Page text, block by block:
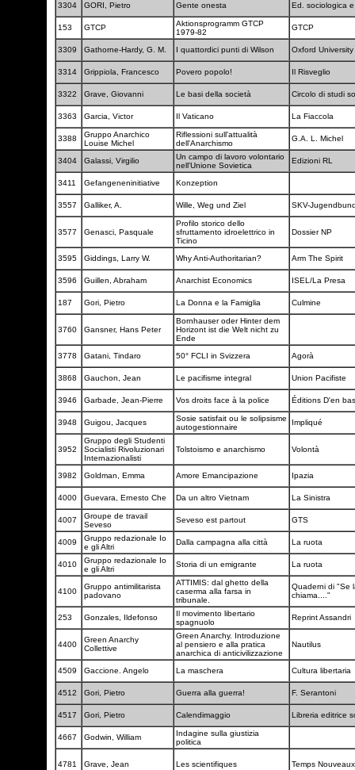
3304 GORI, Pietro Gente onesta Ed. sociologica
153 GTCP
Aktionsprogramm GTCP
1979-82
GTCP
3309 Gathorne-Hardy, G. M. I quattordici punti di Wilson Oxford
3314 Grippiola, Francesco Povero popolo! Il Risveglio
3322 Grave, Giovanni Le basi della società Circolo di studi
3363 Garcia, Victor Il Vaticano La Fiaccola
3388
Gruppo Anarchico
Louise Michel
Riflessioni sull'attualità
dell'Anarchismo
G.A. L. Michel
3404 Galassi, Virgilio
Un campo di lavoro volontario
nell'Unione Sovietica
Edizioni RL
3411 Gefangeneninitiative Konzeption
3557 Galliker, A. Wille, Weg und Ziel SKV-
3577 Genasci, Pasquale
Profilo storico dello
sfruttamento idroelettrico in
Ticino
Dossier NP
3595 Giddings, Larry W. Why Anti-Authoritarian? Arm The Spirit
3596 Guillen, Abraham Anarchist Economics ISEL/La Presa
187 Gori, Pietro La Donna e la Famiglia Culmine
3760 Gansner, Hans Peter
Bornhauser oder Hinter dem
Horizont ist die Welt nicht zu
Ende
3778
Gatani, Tindaro 50° FCLI in Svizzera Agorà
3868 Gauchon, Jean Le pacifisme integral Union Pacifiste
3946 Garbade, Jean-Pierre Vos droits face à la police Éditions D'en
3948 Guigou, Jacques
Sosie satisfait ou le solipsisme
autogestionnaire
Impliqué
3952
Gruppo degli Studenti
Socialisti Rivoluzionari
Internazionalisti
Tolstoismo e anarchismo Volontà
3982 Goldman, Emma Amore Emancipazione Ipazia
4000 Guevara, Ernesto Che Da un altro Vietnam La Sinistra
4007
Groupe de travail
Seveso
Seveso est partout GTS
4009
Gruppo redazionale Io
e gli Altri
Dalla campagna alla città La ruota
4010
Gruppo redazionale Io
e gli Altri
Storia di un emigrante La ruota
4100
Gruppo antimilitarista
padovano
ATTIMIS: dal ghetto della
caserma alla farsa in
tribunale.
Quaderni di "Se
chiama...."
253 Gonzales, Ildefonso
Il movimento libertario
spagnuolo
Reprint Assandri
4400
Green Anarchy
Collettive
Green Anarchy. Introduzione
al pensiero e alla pratica
anarchica di anticivilizzazione
Nautilus
4509 Gaccione. Angelo La maschera Cultura libertaria
4512 Gori, Pietro Guerra alla guerra! F. Serantoni
4517 Gori, Pietro Calendimaggio Libreria editrice
4667 Godwin, William
Indagine sulla giustizia
politica
4781 Grave, Jean Les scientifiques Temps